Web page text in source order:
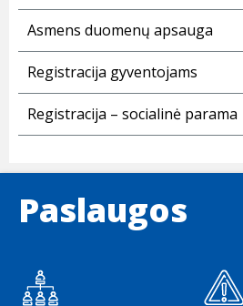
Asmens duomenų apsauga
Registracija gyventojams
Registracija – socialinė parama
Paslaugos